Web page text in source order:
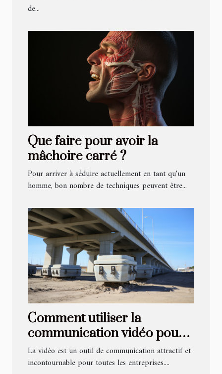
de...
Que faire pour avoir la
mâchoire carré ?
Pour arriver à séduire actuellement en tant qu'un
homme, bon nombre de techniques peuvent être...
Comment utiliser la
communication vidéo pour
obtenir des résultats
concrets ?
La vidéo est un outil de communication attractif et
incontournable pour toutes les entreprises....